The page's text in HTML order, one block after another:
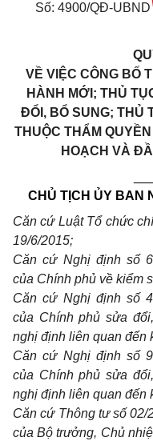
Số: 4900/QĐ-UBND
VỀ VIỆC CÔNG BỐ
HÀNH MỚI; THỦ
ĐỔI, BỔ SUNG; THỦ
THUỘC THẨM
HOẠCH VÀ
CHỦ TỊCH ỦY BAN
Căn cứ Luật Tổ chức
19/6/2015;
Căn cứ Nghị định số
của Chính phủ về kiểm
Căn cứ Nghị định số
của Chính phủ sửa đổ
nghị định liên quan đến
Căn cứ Nghị định số
của Chính phủ sửa đổ
nghị định liên quan đến
Căn cứ Thông tư số02/
của Bộ trưởng, Chủ